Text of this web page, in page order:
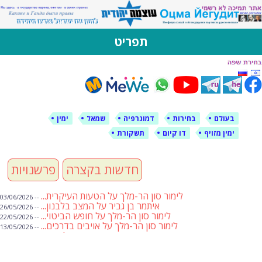
לימין עוצמה יהודית
אתר תמיכה ברוסית ובעברית
תפריט
דילוג
לתוכן
בעולם בחירות דמוגרפיה שמאל
ימין
ימין מזויף
דו קיום תשקורת
פרשנויות חדשות בקצרה
לימור סון הר-מלך על הטעות העיקרית... -- 03/06/2026
איתמר בן גביר על המצב בלבנון... -- 26/05/2026
לימור סון הר-מלך על חופש הביטוי... -- 22/05/2026
לימור סון הר-מלך על אויבים בדרכים... -- 13/05/2026
שבועת אמונים לדעאש